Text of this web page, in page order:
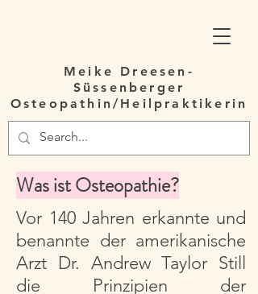
Meike Dreesen-
Süssenberger
Osteopathin/Heilpraktikerin
Was ist Osteopathie?
Vor 140 Jahren erkannte und
benannte der amerikanische
Arzt Dr. Andrew Taylor Still
die Prinzipien der